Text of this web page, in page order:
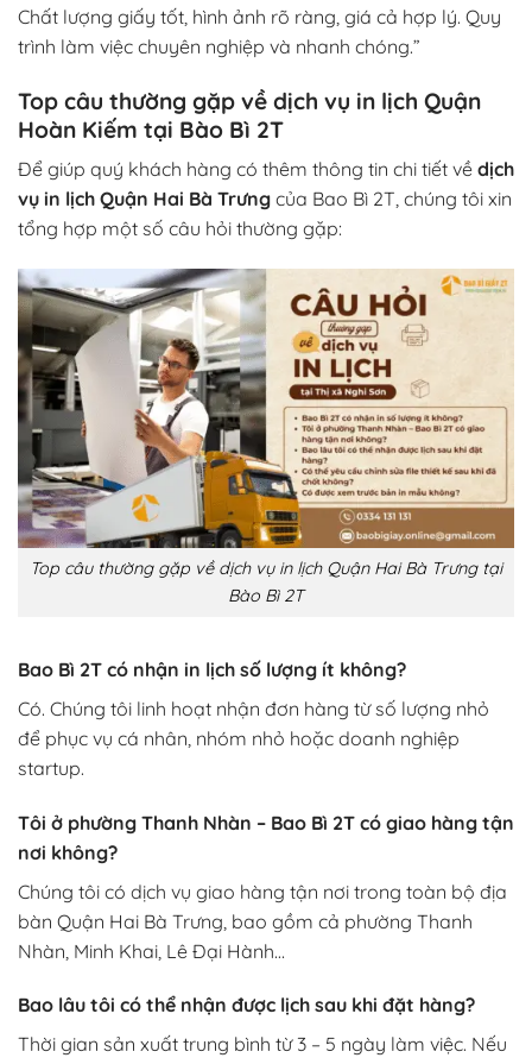
Chất lượng giấy tốt, hình ảnh rõ ràng, giá cả hợp lý. Quy
trình làm việc chuyên nghiệp và nhanh chóng.”
Top câu thường gặp về dịch vụ in lịch Quận
Hoàn Kiếm tại Bào Bì 2T
Để giúp quý khách hàng có thêm thông tin chi tiết về dịch
vụ in lịch Quận Hai Bà Trưng của Bao Bì 2T, chúng tôi xin
tổng hợp một số câu hỏi thường gặp:
Top câu thường gặp về dịch vụ in lịch Quận Hai Bà Trưng tại
Bào Bì 2T
Bao Bì 2T có nhận in lịch số lượng ít không?
Có. Chúng tôi linh hoạt nhận đơn hàng từ số lượng nhỏ
để phục vụ cá nhân, nhóm nhỏ hoặc doanh nghiệp
startup.
Tôi ở phường Thanh Nhàn – Bao Bì 2T có giao hàng tận
nơi không?
Chúng tôi có dịch vụ giao hàng tận nơi trong toàn bộ địa
bàn Quận Hai Bà Trưng, bao gồm cả phường Thanh
Nhàn, Minh Khai, Lê Đại Hành…
Bao lâu tôi có thể nhận được lịch sau khi đặt hàng?
Thời gian sản xuất trung bình từ 3 – 5 ngày làm việc. Nếu